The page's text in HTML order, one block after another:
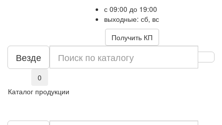
с 09:00 до 19:00
выходные: сб, вс
Получить КП
Везде
0
Каталог продукции